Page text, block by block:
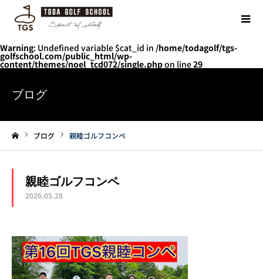
Warning: Undefined variable $cat_id in /home/todagolf/tgs-
golfschool.com/public_html/wp-
content/themes/noel_tcd072/single.phpon line29
ブログ
ブログ 親睦ゴルフコンペ
親睦ゴルフコンペ
2026.05.28